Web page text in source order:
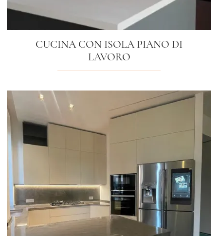
CUCINA CON ISOLA PIANO DI
LAVORO